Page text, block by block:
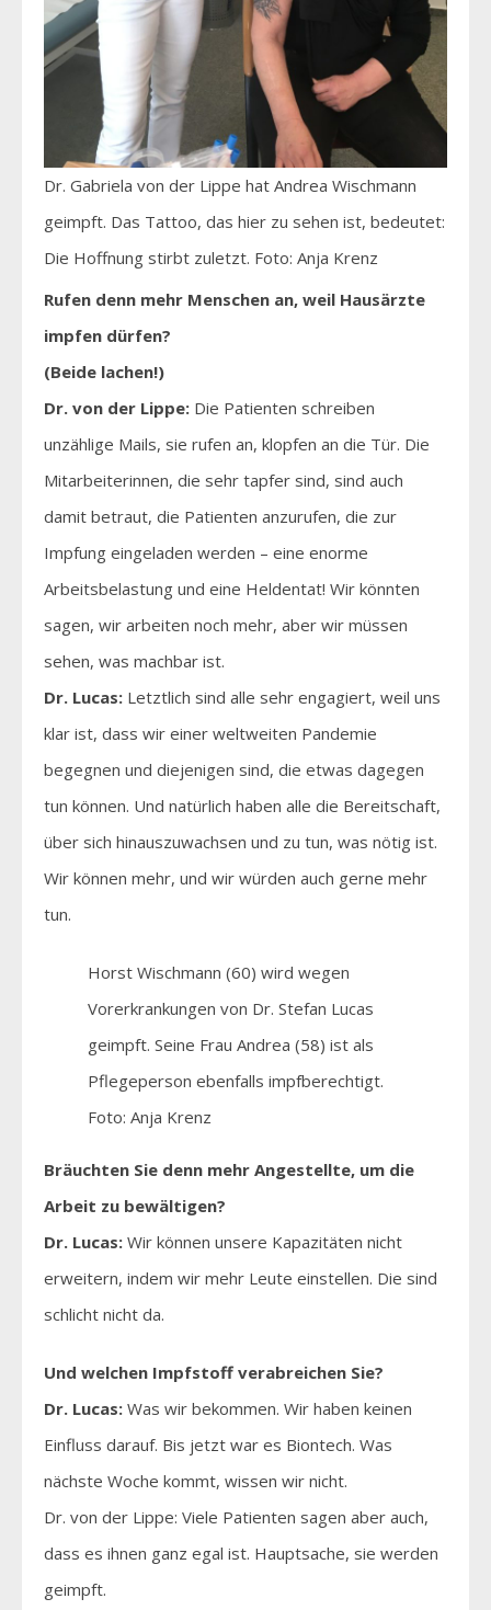
Dr. Gabriela von der Lippe hat Andrea Wischmann
geimpft. Das Tattoo, das hier zu sehen ist, bedeutet:
Die Hoffnung stirbt zuletzt. Foto: Anja Krenz
Rufen denn mehr Menschen an, weil Hausärzte
impfen dürfen?
(Beide lachen!)
Dr. von der Lippe: Die Patienten schreiben
unzählige Mails, sie rufen an, klopfen an die Tür. Die
Mitarbeiterinnen, die sehr tapfer sind, sind auch
damit betraut, die Patienten anzurufen, die zur
Impfung eingeladen werden – eine enorme
Arbeitsbelastung und eine Heldentat! Wir könnten
sagen, wir arbeiten noch mehr, aber wir müssen
sehen, was machbar ist.
Dr. Lucas: Letztlich sind alle sehr engagiert, weil uns
klar ist, dass wir einer weltweiten Pandemie
begegnen und diejenigen sind, die etwas dagegen
tun können. Und natürlich haben alle die Bereitschaft,
über sich hinauszuwachsen und zu tun, was nötig ist.
Wir können mehr, und wir würden auch gerne mehr
tun.
Horst Wischmann (60) wird wegen
Vorerkrankungen von Dr. Stefan Lucas
geimpft. Seine Frau Andrea (58) ist als
Pflegeperson ebenfalls impfberechtigt.
Foto: Anja Krenz
Bräuchten Sie denn mehr Angestellte, um die
Arbeit zu bewältigen?
Dr. Lucas: Wir können unsere Kapazitäten nicht
erweitern, indem wir mehr Leute einstellen. Die sind
schlicht nicht da.
Und welchen Impfstoff verabreichen Sie?
Dr. Lucas: Was wir bekommen. Wir haben keinen
Einfluss darauf. Bis jetzt war es Biontech. Was
nächste Woche kommt, wissen wir nicht.
Dr. von der Lippe: Viele Patienten sagen aber auch,
dass es ihnen ganz egal ist. Hauptsache, sie werden
geimpft.